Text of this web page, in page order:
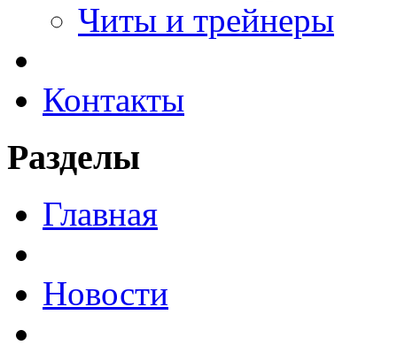
Читы и трейнеры
Контакты
Разделы
Главная
Новости